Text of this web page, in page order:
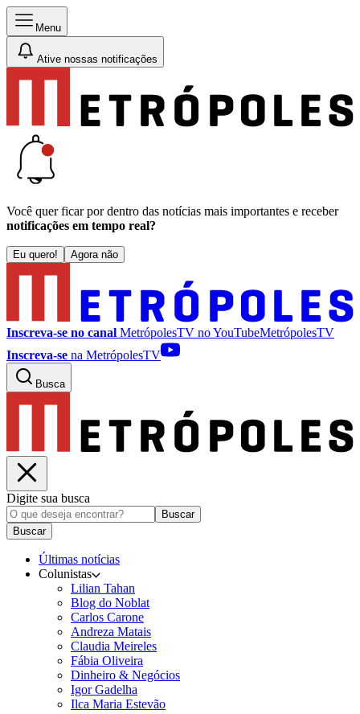
Menu
Ative nossas notificações
Você quer ficar por dentro das notícias mais importantes e receber
notificações em tempo real?
Eu quero! Agora não
Inscreva-se no canal MetrópolesTV noYouTubeMetrópolesTV
Inscreva-se na MetrópolesTV
Busca
Digite sua busca
Buscar
Buscar
Últimas notícias
Colunistas
Lilian Tahan
Blog do Noblat
Carlos Carone
Andreza Matais
Claudia Meireles
Fábia Oliveira
Dinheiro & Negócios
Igor Gadelha
Ilca Maria Estevão